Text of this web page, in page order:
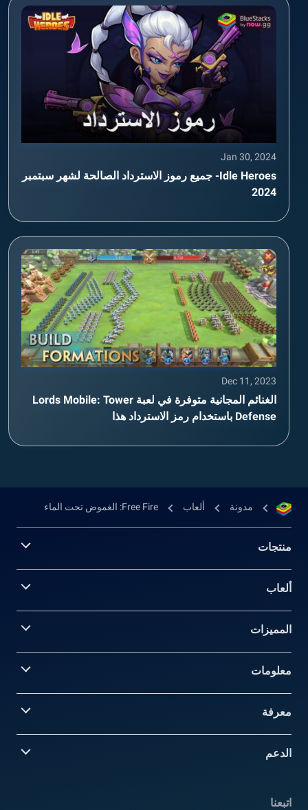
Jan 30, 2024
Idle Heroes- جميع رموز الاسترداد الصالحة لشهر سبتمبر
2024
Dec 11, 2023
الغنائم المجانية متوفرة في لعبة Lords Mobile: Tower
Defense باستخدام رمز الاسترداد هذا
مدونة ألعاب Free Fire: الغموض تحت الماء
منتجات
ألعاب
المميزات
معلومات‎
معرفة
الدعم
اتبعنا